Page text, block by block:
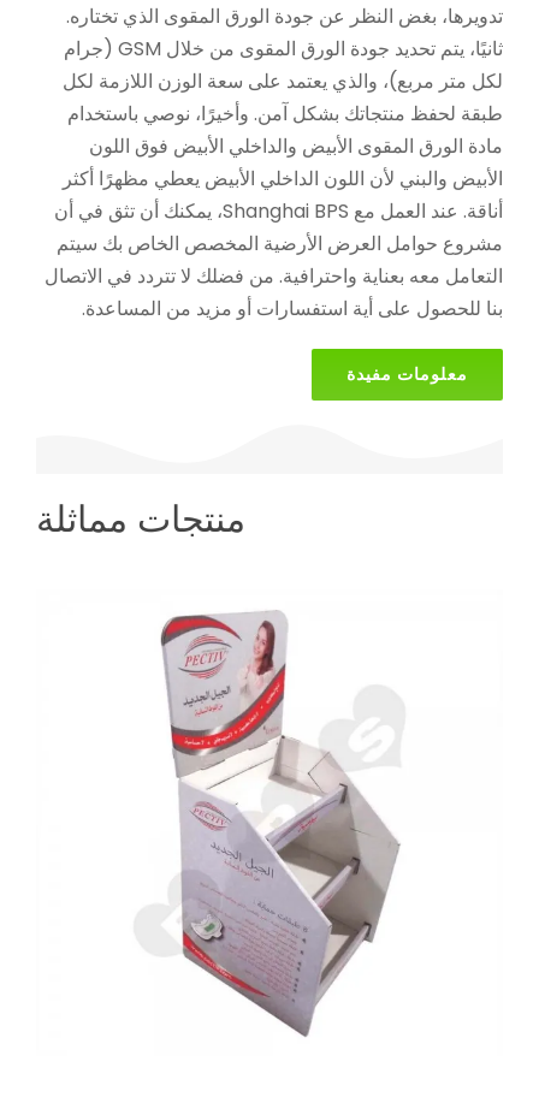
تدويرها، بغض النظر عن جودة الورق المقوى الذي تختاره.
ثانيًا، يتم تحديد جودة الورق المقوى من خلال GSM (جرام
لكل متر مربع)، والذي يعتمد على سعة الوزن اللازمة لكل
طبقة لحفظ منتجاتك بشكل آمن. وأخيرًا، نوصي باستخدام
مادة الورق المقوى الأبيض والداخلي الأبيض فوق اللون
الأبيض والبني لأن اللون الداخلي الأبيض يعطي مظهرًا أكثر
أناقة. عند العمل مع Shanghai BPS، يمكنك أن تثق في أن
مشروع حوامل العرض الأرضية المخصص الخاص بك سيتم
التعامل معه بعناية واحترافية. من فضلك لا تتردد في الاتصال
بنا للحصول على أية استفسارات أو مزيد من المساعدة.
معلومات مفيدة
منتجات مماثلة